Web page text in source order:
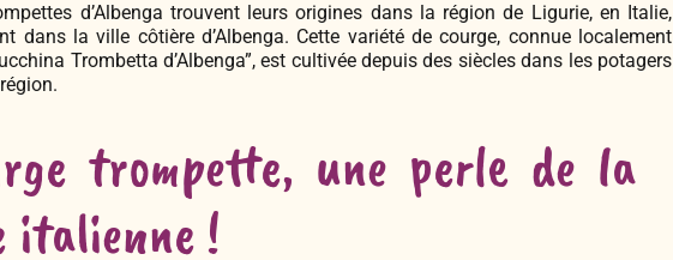
d’Albenga trouvent leurs origines dans la région de Ligurie, en Italie,
dans la ville côtière d’Albenga. Cette variété de courge, connue localement
Trombetta d’Albenga”, est cultivée depuis des siècles dans les potagers
trompette, une perle de la
italienne !